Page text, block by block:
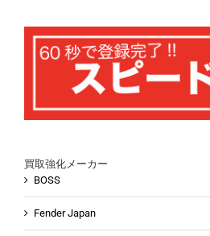
買取強化メーカー
BOSS
Fender Japan